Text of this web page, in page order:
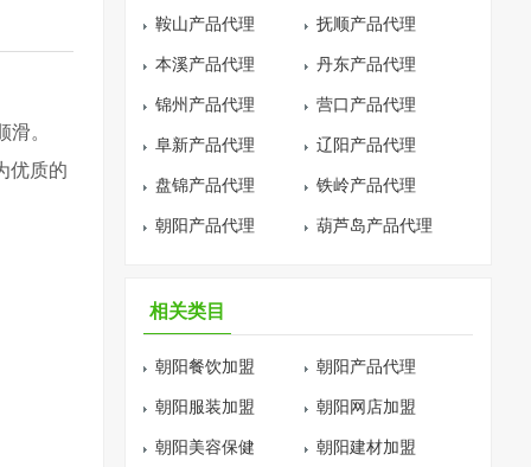
。
优质的
鞍山产品代理 抚顺产品代理
本溪产品代理 丹东产品代理
锦州产品代理 营口产品代理
阜新产品代理 辽阳产品代理
盘锦产品代理 铁岭产品代理
朝阳产品代理 葫芦岛产品代理
相关类目
朝阳餐饮加盟 朝阳产品代理
朝阳服装加盟 朝阳网店加盟
朝阳美容保健 朝阳建材加盟